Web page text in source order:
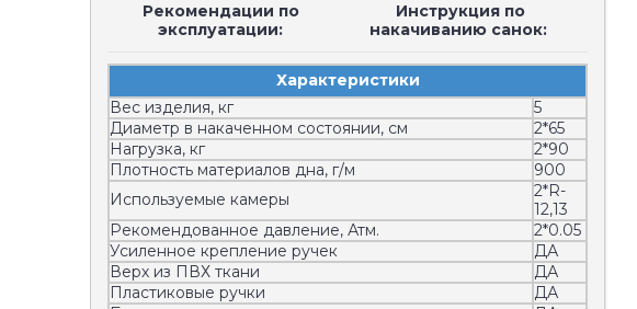
Рекомендации по
эксплуатации:
Инструкция по
накачиванию санок:
Характеристики
Вес изделия, кг
5
Диаметр в накаченном состоянии, см
2*65
Нагрузка, кг
2*90
Плотность материалов дна, г/м
900
Используемые камеры
2*R-
12,13
Рекомендованное давление, Атм.
2*0.05
Усиленное крепление ручек
ДА
Верх из ПВХ ткани
ДА
Пластиковые ручки
ДА